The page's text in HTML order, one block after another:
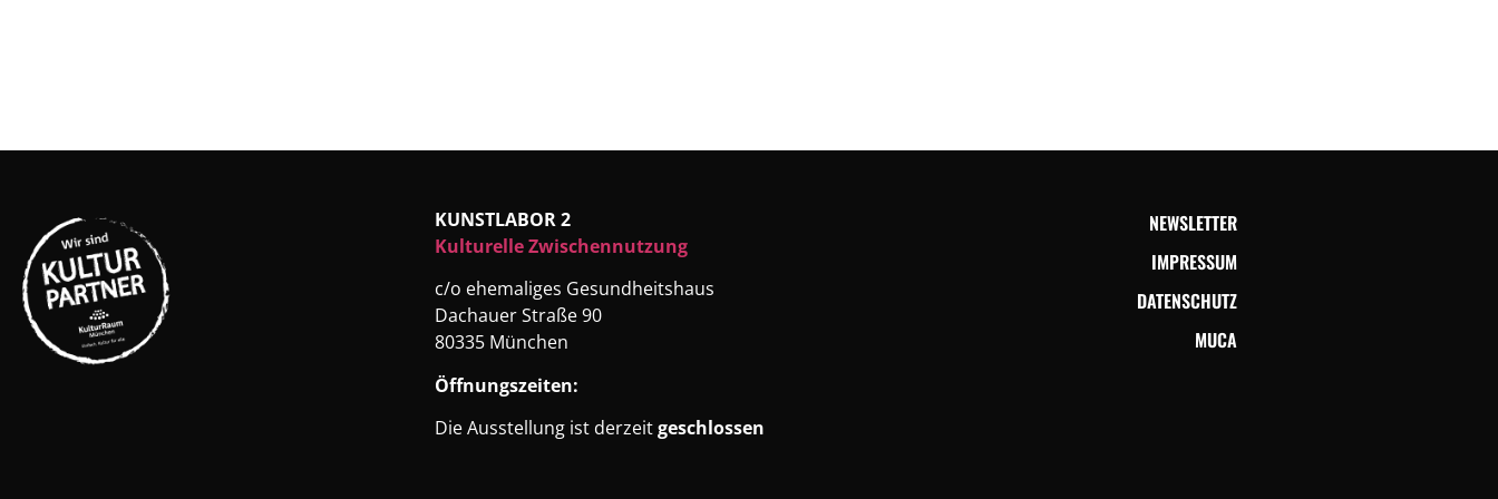
KUNSTLABOR 2
Kulturelle Zwischennutzung
c/o ehemaliges Gesundheitshaus
Dachauer Straße 90
80335 München
Öffnungszeiten:
Die Ausstellung ist derzeitgeschlossen
NEWSLETTER
IMPRESSUM
DATENSCHUTZ
MUCA